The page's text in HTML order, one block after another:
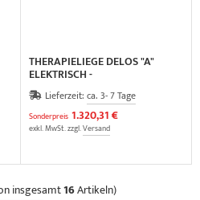
THERAPIELIEGE DELOS "A"
ELEKTRISCH -
AUSSTELLUNGSSTÜCK
Lieferzeit: ca. 3- 7 Tage
Sonderpreis 1.320,31 €
exkl. MwSt. zzgl.Versand
insgesamt16Artikeln)